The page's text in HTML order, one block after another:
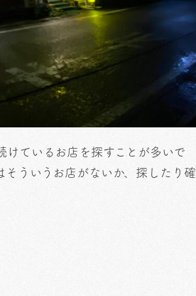
けているお店を探すことが多いで
ういうお店がないか、探したり確